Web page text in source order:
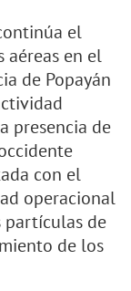
el
aéreas en el
de Popayán
presencia de
con el
operacional
partículas de
de los